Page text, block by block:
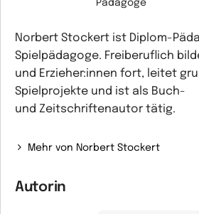
Pädagoge
Norbert Stockert ist Diplom-
Spielpädagoge. Freiberuflich
und Erzieher:innen fort, leitet
Spielprojekte und ist als Buch-
und Zeitschriftenautor tätig.
Mehr von Norbert Stockert
Autorin